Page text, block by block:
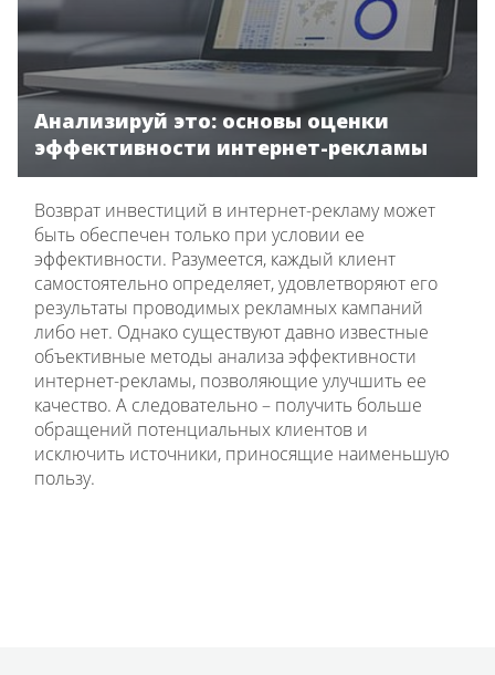
Анализируй это: основы оценки
эффективности интернет-рекламы
Возврат инвестиций в интернет-рекламу может
быть обеспечен только при условии ее
эффективности. Разумеется, каждый клиент
самостоятельно определяет, удовлетворяют его
результаты проводимых рекламных кампаний
либо нет. Однако существуют давно известные
объективные методы анализа эффективности
интернет-рекламы, позволяющие улучшить ее
качество. А следовательно – получить больше
обращений потенциальных клиентов и
исключить источники, приносящие наименьшую
пользу.